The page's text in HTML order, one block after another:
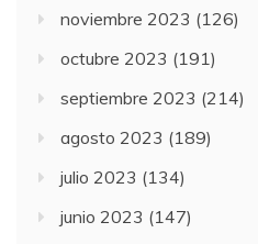
noviembre 2023 (126)
octubre 2023 (191)
septiembre 2023 (214)
agosto 2023 (189)
julio 2023 (134)
junio 2023 (147)